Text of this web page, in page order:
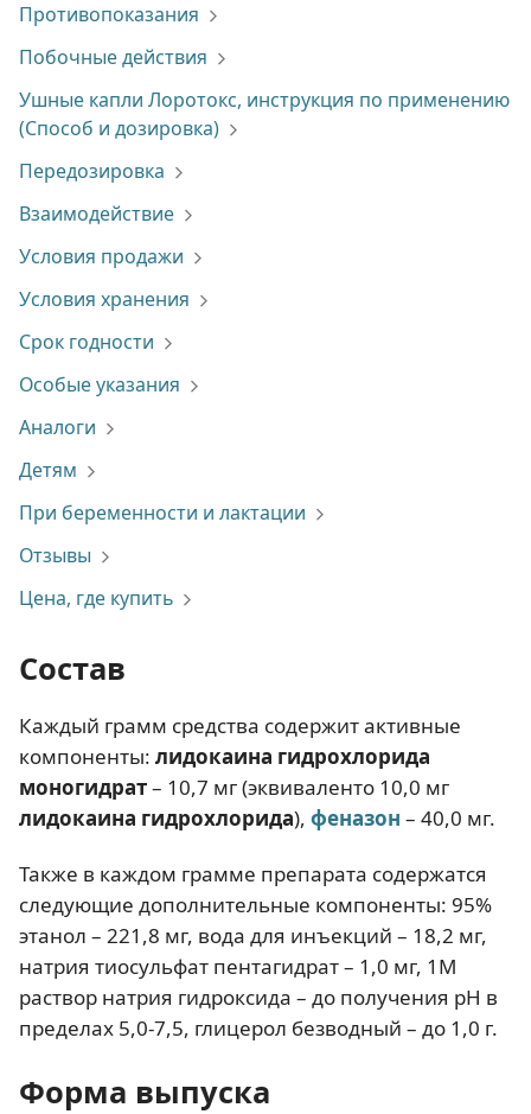
Противопоказания
Побочные действия
Ушные капли Лоротокс, инструкция по применению
(Способ и дозировка)
Передозировка
Взаимодействие
Условия продажи
Условия хранения
Срок годности
Особые указания
Аналоги
Детям
При беременности и лактации
Отзывы
Цена, где купить
Состав
Каждый грамм средства содержит активные
компоненты: лидокаина гидрохлорида
моногидрат– 10,7 мг (эквиваленто 10,0 мг
лидокаина гидрохлорида), феназон – 40,0 мг.
Также в каждом грамме препарата содержатся
следующие дополнительные компоненты: 95%
этанол – 221,8 мг, вода для инъекций – 18,2 мг,
натрия тиосульфат пентагидрат – 1,0 мг, 1М
раствор натрия гидроксида – до получения рН в
пределах 5,0-7,5, глицерол безводный – до 1,0 г.
Форма выпуска